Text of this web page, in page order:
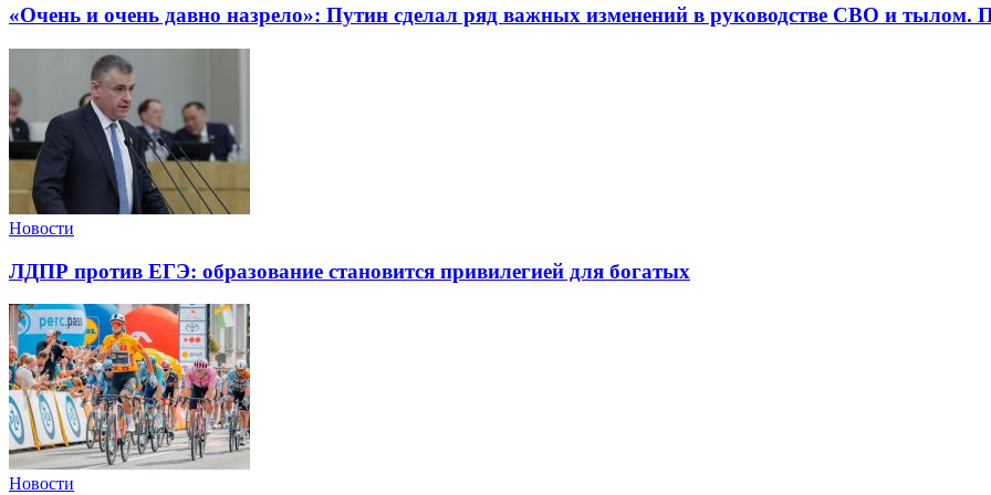
«Очень и очень давно назрело»: Путин сделал ряд важных изменений в руководстве СВО и тылом.
Новости
ЛДПР против ЕГЭ: образование становится привилегией для богатых
Новости